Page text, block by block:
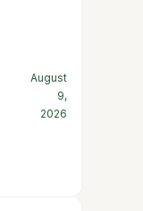
August
9,
2026